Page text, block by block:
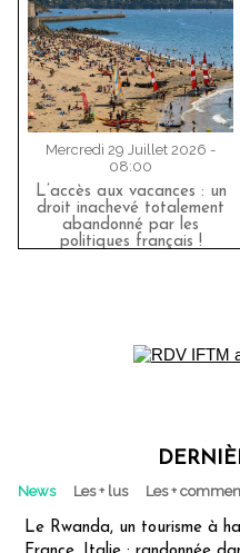
Mercredi 29 Juillet 2026 -
08:00
L’accès aux vacances : un
droit inachevé totalement
abandonné par les
politiques français !
News Les + lus Les +
Le Rwanda, un tourisme à